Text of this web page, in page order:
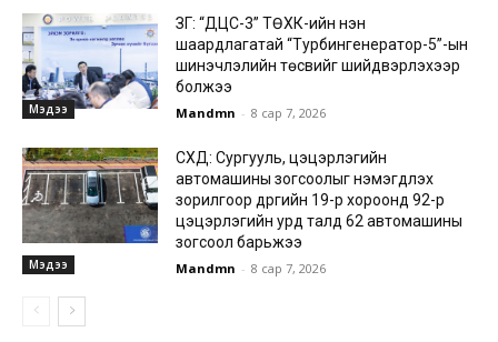
Мэдээ
ЗГ: “ДЦС-3” ТӨХК-ийн нэн
шаардлагатай “Турбингенератор-5”-ын
шинэчлэлийн төсвийг шийдвэрлэхээр
болжээ
Mandmn - 8 сар 7, 2026
Мэдээ
СХД: Сургууль, цэцэрлэгийн
автомашины зогсоолыг нэмэгдүүлэх
зорилгоор дүүргийн 19-р хороонд 92-р
цэцэрлэгийн урд талд 62 автомашины
зогсоол барьжээ
Mandmn - 8 сар 7, 2026